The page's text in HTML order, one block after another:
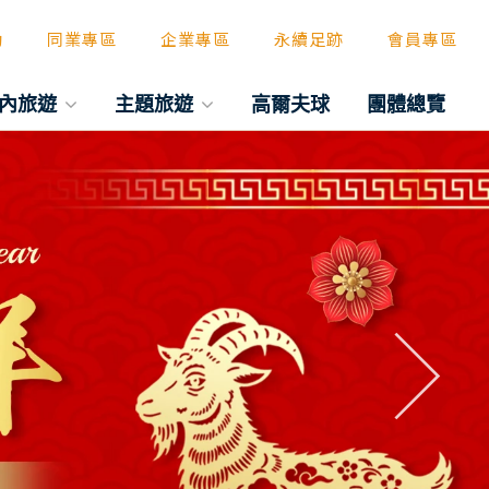
同業專區 企業專區 永續足跡 會員專區
旅遊 主題旅遊 高爾夫球 團體總覽
往後